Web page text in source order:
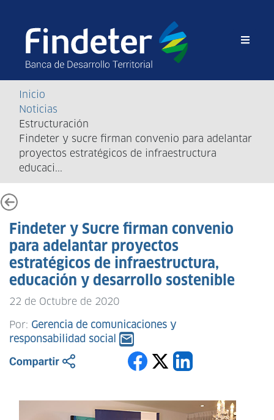
Sobrescribir
enlaces
ayuda
navegación
Inicio
Noticias
Estructuración
Findeter y sucre firman convenio para adelantar
proyectos estratégicos de infraestructura
educaci...
Findeter y Sucre firman convenio
para adelantar proyectos
estratégicos de infraestructura,
educación y desarrollo sostenible
22 de Octubre de 2020
Por: Gerencia de comunicaciones y
responsabilidad social